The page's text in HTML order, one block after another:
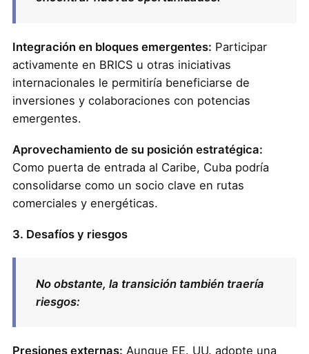
Integración en bloques emergentes: Participar
activamente en BRICS u otras iniciativas
internacionales le permitiría beneficiarse de
inversiones y colaboraciones con potencias
emergentes.
Aprovechamiento de su posición estratégica:
Como puerta de entrada al Caribe, Cuba podría
consolidarse como un socio clave en rutas
comerciales y energéticas.
3. Desafíos y riesgos
No obstante, la transición también traería
riesgos:
Presiones externas: Aunque EE. UU. adopte una